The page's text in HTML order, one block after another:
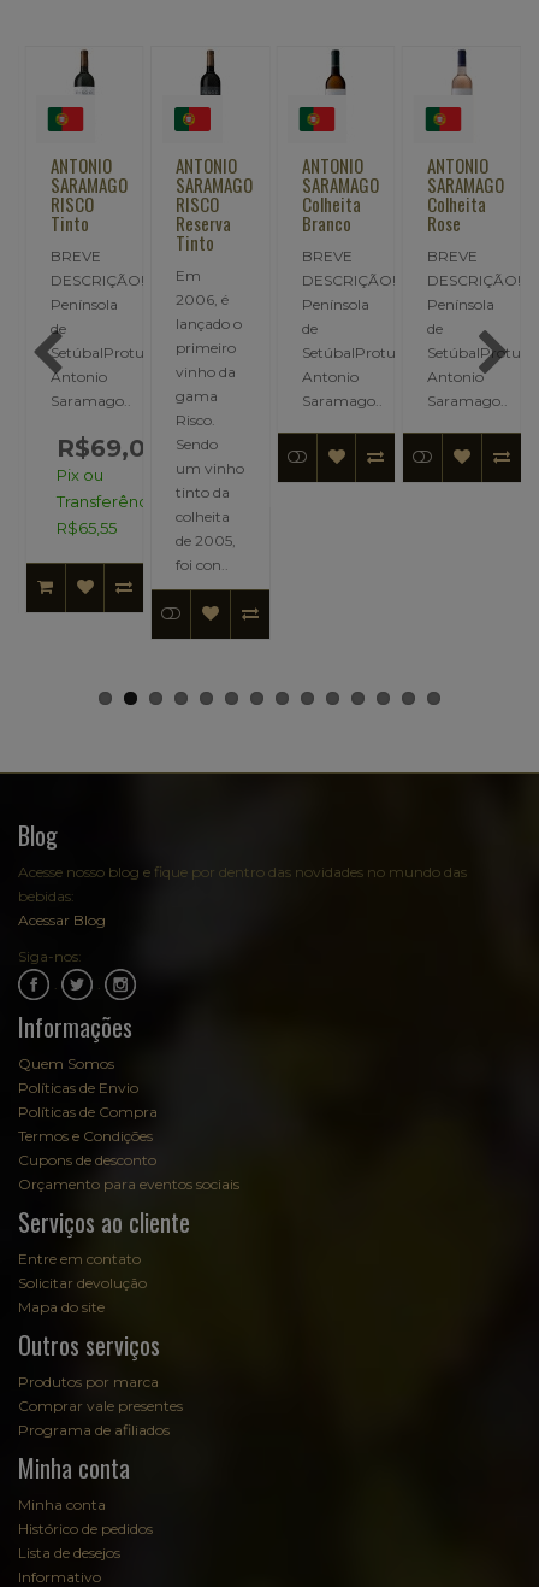
ANTONIO
SARAMAGO
RISCO
Tinto
BREVE
DESCRIÇÃO!Portugal:
Penínsola
de
SetúbalProtudor:
Antonio
Saramago..
R$69,00
Pix ou
Transferência:
R$65,55
ANTONIO
SARAMAGO
RISCO
Reserva
Tinto
Em
2006, é
lançado o
primeiro
vinho da
gama
Risco.
Sendo
um vinho
tinto da
colheita
de 2005,
foi con..
ANTONIO
SARAMAGO
Colheita
Branco
BREVE
DESCRIÇÃO!Portugal:
Penínsola
de
SetúbalProtudor:
Antonio
Saramago..
ANTONIO
SARAMAGO
Colheita
Rose
BREVE
Penínsola
de
Antonio
Saramago..
Blog
Acesse nosso blog e fique por dentro das novidades no mundo das
bebidas:
Acessar Blog
Siga-nos:
Informações
Quem Somos
Políticas de Envio
Políticas de Compra
Termos e Condições
Cupons de desconto
Orçamento para eventos sociais
Serviços ao cliente
Entre em contato
Solicitar devolução
Mapa do site
Outros serviços
Produtos por marca
Comprar vale presentes
Programa de afiliados
Minha conta
Minha conta
Histórico de pedidos
Lista de desejos
Informativo